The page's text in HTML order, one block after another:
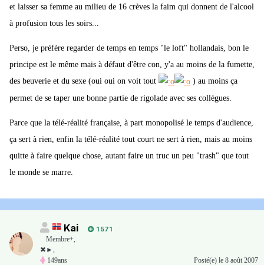
et laisser sa femme au milieu de 16 crèves la faim qui donnent de l'alcool
à profusion tous les soirs...
Perso, je préfère regarder de temps en temps "le loft" hollandais, bon le
principe est le même mais à défaut d'être con, y'a au moins de la fumette,
des beuverie et du sexe (oui oui on voit tout
) au moins ça
permet de se taper une bonne partie de rigolade avec ses collègues.
Parce que la télé-réalité française, à part monopolisé le temps d'audience,
ça sert à rien, enfin la télé-réalité tout court ne sert à rien, mais au moins
quitte à faire quelque chose, autant faire un truc un peu "trash" que tout
le monde se marre.
Kai
1 571
Membre+,
✖►,
149ans
Posté(e) le 8 août 2007